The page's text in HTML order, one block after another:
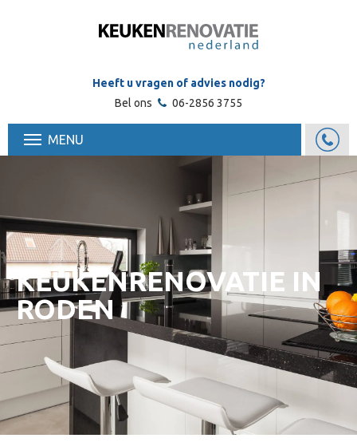
Heeft u vragen of advies nodig?
Bel ons
06-2856 3755
MENU
KEUKENRENOVATIE IN
RODEN